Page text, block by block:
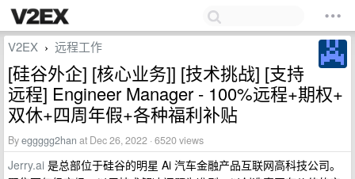
V2EX › 远程工作
[硅谷外企] [核心业务]] [技术挑战] [支持
远程] Engineer Manager - 100%远程+期权+
双休+四周年假+各种福利补贴
Byeggggg2han at Dec 26, 2022 · 6520 views
Jerry.ai 是总部位于硅谷的明星 Ai 汽车金融产品互联网高科技公司。